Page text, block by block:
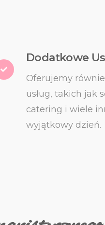
Dodatkowe
Oferujemy
usług, takich jak
catering i wiele
wyjątkowy dzień.